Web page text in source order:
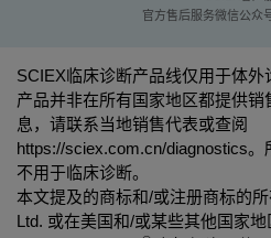
官方售后服务微信公众
SCIEX临床诊断产品线仅用于体
产品并非在所有国家地区都提供
息，请联系当地销售代表或查阅
https://sciex.com.cn/diagnostics。
不用于临床诊断。
本文提及的商标和/或注册商标的
Ltd. 或在美国和/或某些其他国家地